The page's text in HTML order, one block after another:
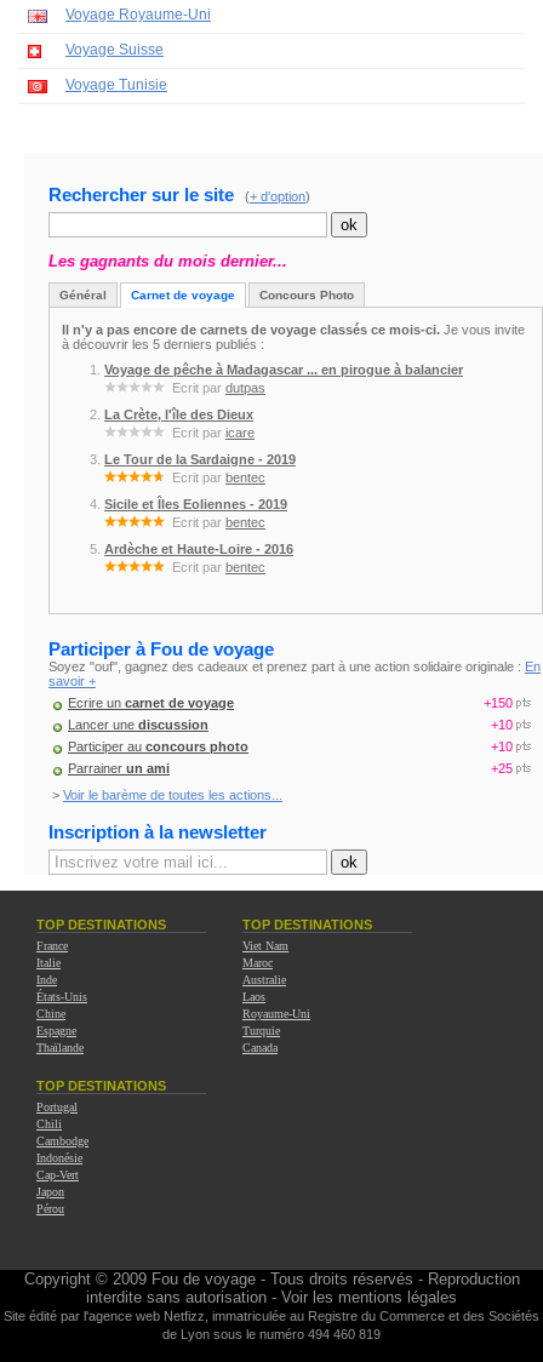
Voyage Royaume-Uni
Voyage Suisse
Voyage Tunisie
Rechercher sur le site (+ d'option)
Les gagnants du mois dernier...
Général Carnet de voyage Concours Photo
Il n'y a pas encore de carnets de voyage classés ce mois-ci. Je vous invite
à découvrir les 5 derniers publiés :
Voyage de pêche à Madagascar ... en pirogue à balancier
Ecrit par dutpas
La Crète, l'île des Dieux
Ecrit par icare
Le Tour de la Sardaigne - 2019
Ecrit par bentec
Sicile et Îles Eoliennes - 2019
Ecrit par bentec
Ardèche et Haute-Loire - 2016
Ecrit par bentec
Participer à Fou de voyage
Soyez "ouf", gagnez des cadeaux et prenez part à une action solidaire originale : En
savoir +
Ecrire un carnet de voyage
+150
Lancer une discussion
+10
Participer au concours photo
+10
Parrainer un ami
+25
> Voir le barème de toutes les actions...
Inscription à la newsletter
TOP DESTINATIONS
France
Italie
Inde
États-Unis
Chine
Espagne
Thaïlande
TOP DESTINATIONS
Viet Nam
Maroc
Australie
Laos
Royaume-Uni
Turquie
Canada
TOP DESTINATIONS
Portugal
Chili
Cambodge
Indonésie
Cap-Vert
Japon
Pérou
Copyright © 2009 Fou de voyage- Tous droits réservés - Reproduction
interdite sans autorisation - Voir les mentions légales
Site édité par l'agence web Netfizz , immatriculée au Registre du Commerce et des Sociétés
de Lyon sous le numéro 494 460 819